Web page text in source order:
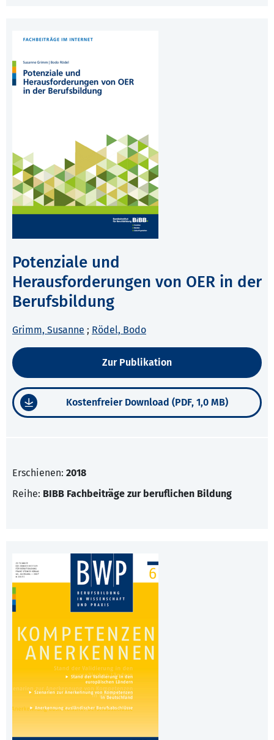
Potenziale und
Herausforderungen von OER in der
Berufsbildung
Grimm, Susanne ; Rödel, Bodo
Zur Publikation
Kostenfreier Download (PDF, 1,0 MB)
Erschienen: 2018
Reihe: BIBB Fachbeiträge zur beruflichen Bildung